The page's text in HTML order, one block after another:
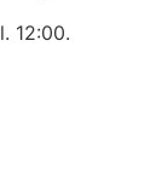
12:00.